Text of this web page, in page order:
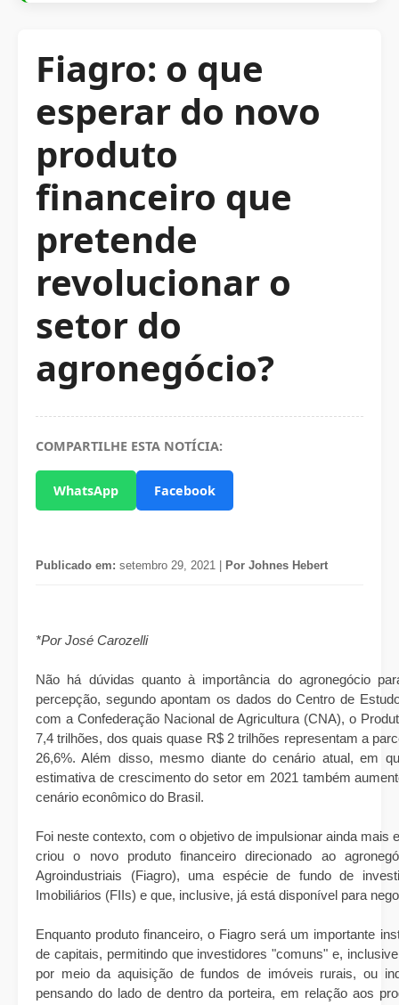
Fiagro: o que
esperar do novo
produto
financeiro que
pretende
revolucionar o
setor do
agronegócio?
COMPARTILHE ESTA NOTÍCIA:
WhatsApp Facebook
Publicado em: setembro 29, 2021 | Por Johnes Hebert
*Por José Carozelli
Não há dúvidas quanto à importância do agronegócio
percepção, segundo apontam os dados do Centro de
com a Confederação Nacional de Agricultura (CNA), o
7,4 trilhões, dos quais quase R$ 2 trilhões representam a
26,6%. Além disso, mesmo diante do cenário atual, em
estimativa de crescimento do setor em 2021 também
cenário econômico do Brasil.
Foi neste contexto, com o objetivo de impulsionar ainda mais
criou o novo produto financeiro direcionado ao
Agroindustriais (Fiagro), uma espécie de fundo de
Imobiliários (FIIs) e que, inclusive, já está disponível para
Enquanto produto financeiro, o Fiagro será um importante
de capitais, permitindo que investidores "comuns" e,
por meio da aquisição de fundos de imóveis rurais, ou
pensando do lado de dentro da porteira, em relação aos